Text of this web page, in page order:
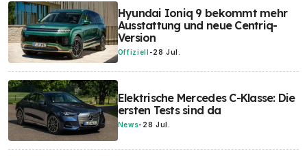
Hyundai Ioniq 9 bekommt mehr
Ausstattung und neue Centriq-
Version
Offiziell -28 Jul.
Elektrische Mercedes C-Klasse: Die
ersten Tests sind da
News- 28 Jul.